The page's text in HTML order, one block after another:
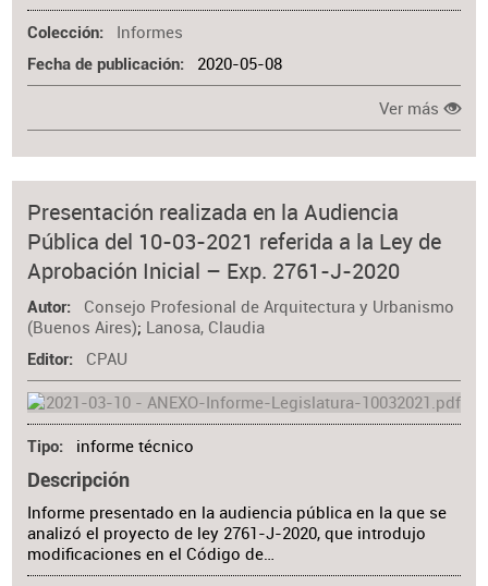
Colección Informes
Fecha de publicación 2020-05-08
Ver más
Presentación realizada en la Audiencia
Pública del 10-03-2021 referida a la Ley de
Aprobación Inicial – Exp. 2761-J-2020
Autor
Consejo Profesional de Arquitectura y Urbanismo
(Buenos Aires); Lanosa, Claudia
Editor CPAU
Tipo informe técnico
Descripción
Informe presentado en la audiencia pública en la que se
analizó el proyecto de ley 2761-J-2020, que introdujo
modificaciones en el Código de…